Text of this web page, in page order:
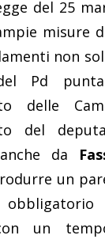
del 25
misure
non
Pd
delle
del
da
un
un